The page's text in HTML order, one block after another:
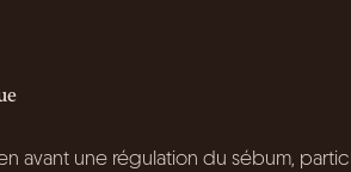
avant une régulation du sébum,